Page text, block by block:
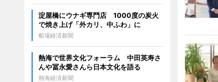
淀屋橋にウナギ専門店 1000度の炭火
で焼き上げ「外カリ、中ふわ」に
船場経済新聞
熱海で世界文化フォーラム 中田英寿さ
んや冨永愛さんら日本文化を語る
熱海経済新聞